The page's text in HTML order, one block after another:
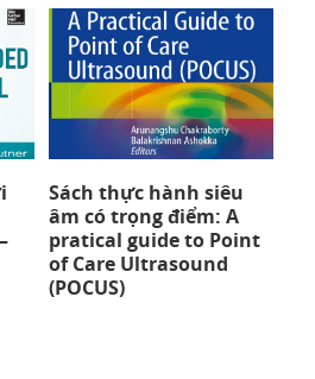
Sách thực hành siêu
âm có trọng điểm: A
pratical guide to Point
of Care Ultrasound
(POCUS)